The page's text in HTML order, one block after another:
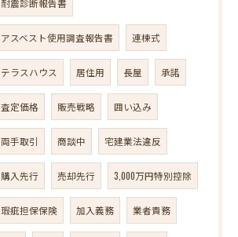
耐震診断報告書
アスベスト使用調査報告書 連棟式
テラスハウス 居住用 長屋 承諾
査定価格 販売戦略 囲い込み
両手取引 商談中 宅建業法違反
購入先行 売却先行 3,000万円特別控除
瑕疵担保保険 加入義務 業者責務